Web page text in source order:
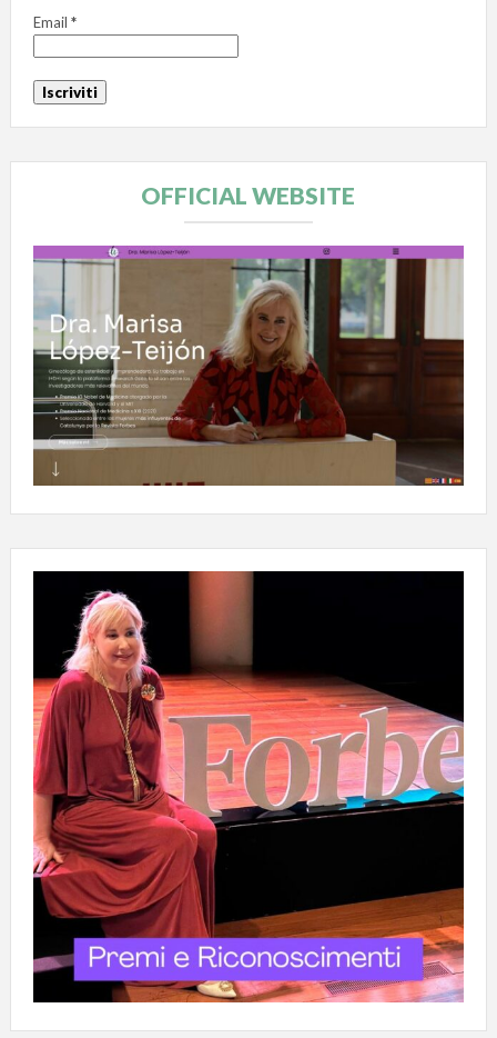
Email *
OFFICIAL WEBSITE